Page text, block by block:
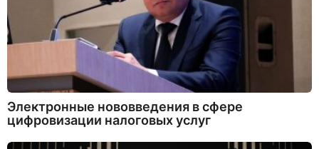
Электронные нововведения в сфере
цифровизации налоговых услуг